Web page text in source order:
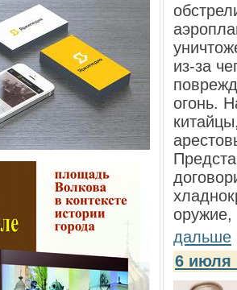
из-за
огонь.
оружие,
дальше
6 июля